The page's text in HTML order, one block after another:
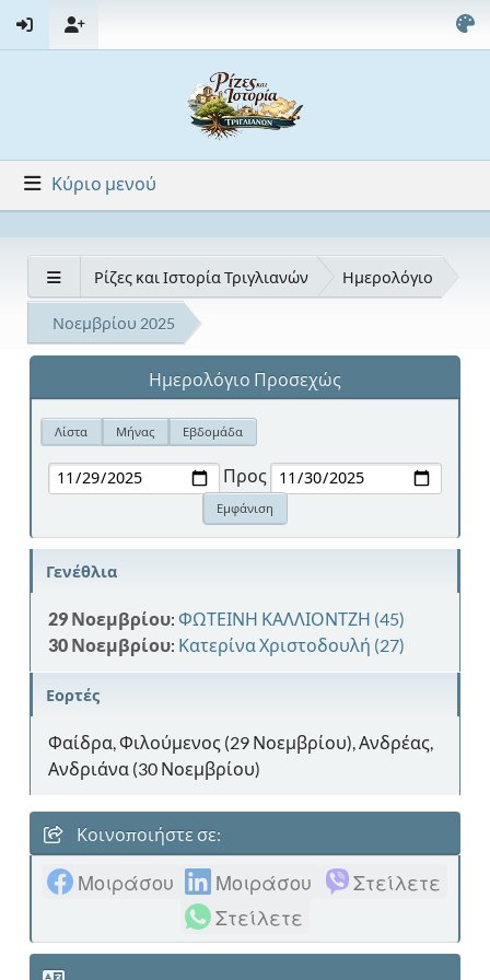
Κύριο μενού
Ρίζες και Ιστορία Τριγλιανών Ημερολόγιο
Νοεμβρίου 2025
Ημερολόγιο Προσεχώς
Λίστα Μήνας Εβδομάδα
Προς
Γενέθλια
29 Νοεμβρίου: ΦΩΤΕΙΝΗ ΚΑΛΛΙΟΝΤΖΗ (45)
30 Νοεμβρίου: Κατερίνα Χριστοδουλή (27)
Εορτές
Φαίδρα, Φιλούμενος (29 Νοεμβρίου), Ανδρέας,
Ανδριάνα (30 Νοεμβρίου)
Κοινοποιήστε σε:
Μοιράσου Μοιράσου
Στείλετε
Στείλετε